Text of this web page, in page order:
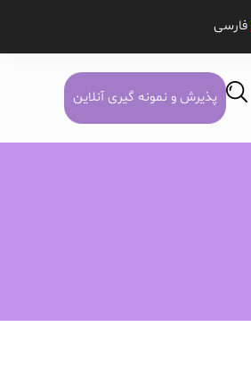
فارسی
پذیرش و نمونه گیری آنلاین